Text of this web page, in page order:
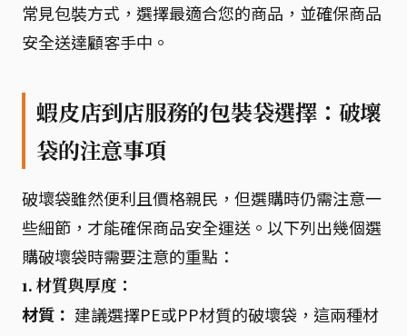
常見包裝方式，選擇最適合您的商品，並確保商品
安全送達顧客手中。
蝦皮店到店服務的包裝袋選擇：破壞
袋的注意事項
破壞袋雖然便利且價格親民，但選購時仍需注意一
些細節，才能確保商品安全運送。以下列出幾個選
購破壞袋時需要注意的重點：
1. 材質與厚度：
材質： 建議選擇PE或PP材質的破壞袋，這兩種材